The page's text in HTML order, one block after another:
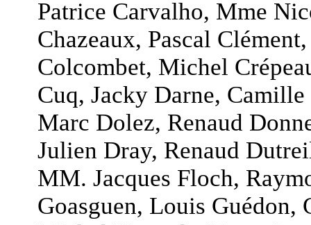
Patrice Carvalho, Mme
Chazeaux, Pascal
Colcombet, Michel
Cuq, Jacky Darne,
Marc Dolez, Renaud
Julien Dray, Renaud
MM. Jacques Floch,
Goasguen, Louis